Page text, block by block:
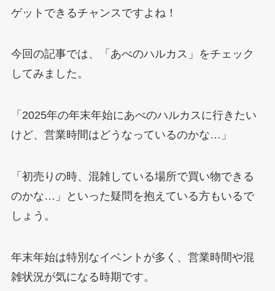
ゲットできるチャンスですよね！
今回の記事では、「あべのハルカス」をチェック
してみました。
「2025年の年末年始にあべのハルカスに行きたい
けど、営業時間はどうなっているのかな…」
「初売りの時、混雑している場所で買い物できる
のかな…」といった疑問を抱えている方もいるで
しょう。
年末年始は特別なイベントが多く、営業時間や混
雑状況が気になる時期です。